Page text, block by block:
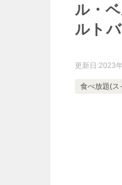
ル・
ルト
更新日:2023
食べ放題(ス